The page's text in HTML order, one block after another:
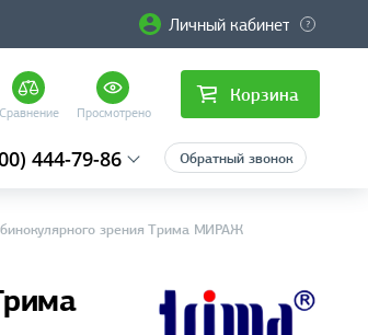
Личный кабинет
Сравнение Просмотрено
Корзина
444-79-86 Обратный звонок
бинокулярного зрения Трима МИРАЖ